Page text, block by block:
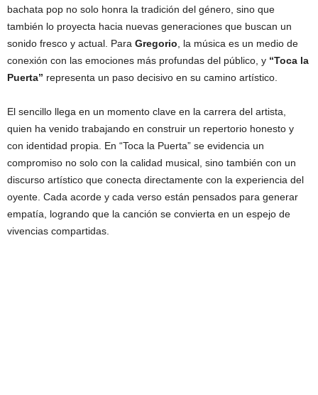
bachata pop no solo honra la tradición del género, sino que
también lo proyecta hacia nuevas generaciones que buscan un
sonido fresco y actual. Para Gregorio, la música es un medio de
conexión con las emociones más profundas del público, y “Toca la
Puerta” representa un paso decisivo en su camino artístico.
El sencillo llega en un momento clave en la carrera del artista,
quien ha venido trabajando en construir un repertorio honesto y
con identidad propia. En “Toca la Puerta” se evidencia un
compromiso no solo con la calidad musical, sino también con un
discurso artístico que conecta directamente con la experiencia del
oyente. Cada acorde y cada verso están pensados para generar
empatía, logrando que la canción se convierta en un espejo de
vivencias compartidas.